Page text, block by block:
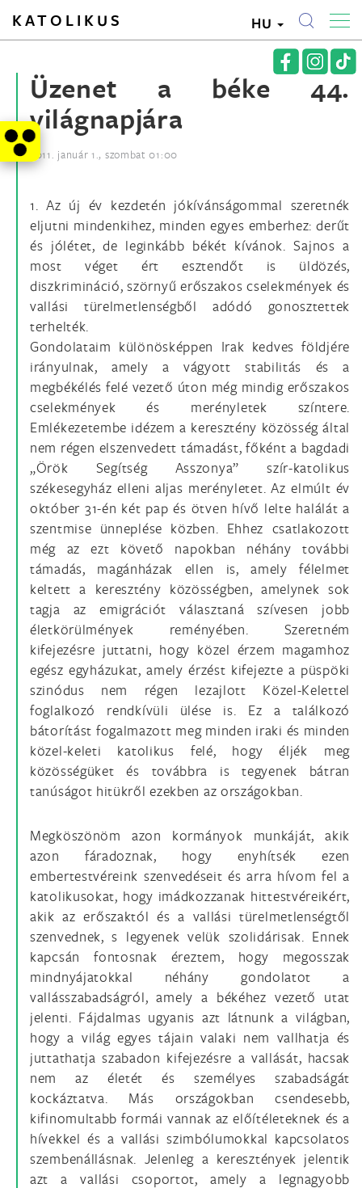
KATOLIKUS HU
Üzenet a béke 44.
világnapjára
2011. január 1., szombat 01:00
1. Az új év kezdetén jókívánságommal szeretnék
eljutni mindenkihez, minden egyes emberhez: derűt
és jólétet, de leginkább békét kívánok. Sajnos a
most véget ért esztendőt is üldözés,
diszkrimináció, szörnyű erőszakos cselekmények és
vallási türelmetlenségből adódó gonosztettek
terhelték.
Gondolataim különösképpen Irak kedves földjére
irányulnak, amely a vágyott stabilitás és a
megbékélés felé vezető úton még mindig erőszakos
cselekmények és merényletek színtere.
Emlékezetembe idézem a keresztény közösség által
nem régen elszenvedett támadást, főként a bagdadi
„Örök Segítség Asszonya” szír-katolikus
székesegyház elleni aljas merényletet. Az elmúlt év
október 31-én két pap és ötven hívő lelte halálát a
szentmise ünneplése közben. Ehhez csatlakozott
még az ezt követő napokban néhány további
támadás, magánházak ellen is, amely félelmet
keltett a keresztény közösségben, amelynek sok
tagja az emigrációt választaná szívesen jobb
életkörülmények reményében. Szeretném
kifejezésre juttatni, hogy közel érzem magamhoz
egész egyházukat, amely érzést kifejezte a püspöki
szinódus nem régen lezajlott Közel-Kelettel
foglalkozó rendkívüli ülése is. Ez a találkozó
bátorítást fogalmazott meg minden iraki és minden
közel-keleti katolikus felé, hogy éljék meg
közösségüket és továbbra is tegyenek bátran
tanúságot hitükről ezekben az országokban.
Megköszönöm azon kormányok munkáját, akik
azon fáradoznak, hogy enyhítsék ezen
embertestvéreink szenvedéseit és arra hívom fel a
katolikusokat, hogy imádkozzanak hittestvéreikért,
akik az erőszaktól és a vallási türelmetlenségtől
szenvednek, s legyenek velük szolidárisak. Ennek
kapcsán fontosnak éreztem, hogy megosszak
mindnyájatokkal néhány gondolatot a
vallásszabadságról, amely a békéhez vezető utat
jelenti. Fájdalmas ugyanis azt látnunk a világban,
hogy a világ egyes tájain valaki nem vallhatja és
juttathatja szabadon kifejezésre a vallását, hacsak
nem az életét és személyes szabadságát
kockáztatva. Más országokban csendesebb,
kifinomultabb formái vannak az előítéleteknek és a
hívekkel és a vallási szimbólumokkal kapcsolatos
szembenállásnak. Jelenleg a keresztények jelentik
azt a vallási csoportot, amely a legnagyobb